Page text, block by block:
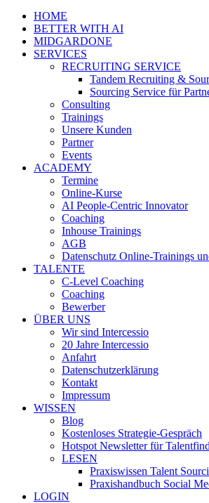
HOME
BETTER WITH AI
MIDGARDONE
SERVICES
RECRUITING SERVICE
Tandem Recruiting &
Sourcing Service für
Consulting
Trainings
Unsere Kunden
Partner
Events
ACADEMY
Termine
Online-Kurse
AI People-Centric Innovator
Coaching
Inhouse Trainings
AGB
Datenschutz Online-Trainings
TALENTE
C-Level Coaching
Coaching
Bewerber
ÜBER UNS
Wir sind Intercessio
20 Jahre Intercessio
Anfahrt
Datenschutzerklärung
Kontakt
Impressum
WISSEN
Blog
Kostenloses Strategie-Gespräch
Hotspot Newsletter für
LESEN
Praxiswissen Talent
Praxishandbuch Social
LOGIN